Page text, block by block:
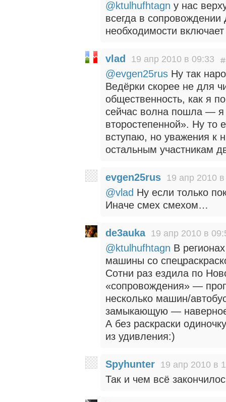
@ktulhufhtagn у нас
всегда в
необходимости
vlad 19 апр 2010 в 09:33
@evgen25rus Ну так
Ведёрки скорее не для
общественность, как я
сейчас волна пошла — я
второстепенной». Ну то
вступаю, но уважения к
остальным участникам
evgen25rus 19 апр 2010
@vlad Ну если только
Иначе смех смехом…
de3auka 19 апр 2010 в
@ktulhufhtagn В
машины со
Сотни раз ездила по
«сопровождения» —
несколько машин/
замыкающую —
А без раскраски
из удивления:)
Spyhunter 19 апр 2010 в
Так и чем всё